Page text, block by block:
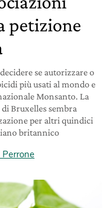
petizione
se autorizzare o
più usati al mondo e
Monsanto. La
Bruxelles sembra
per altri quindici
britannico
Perrone